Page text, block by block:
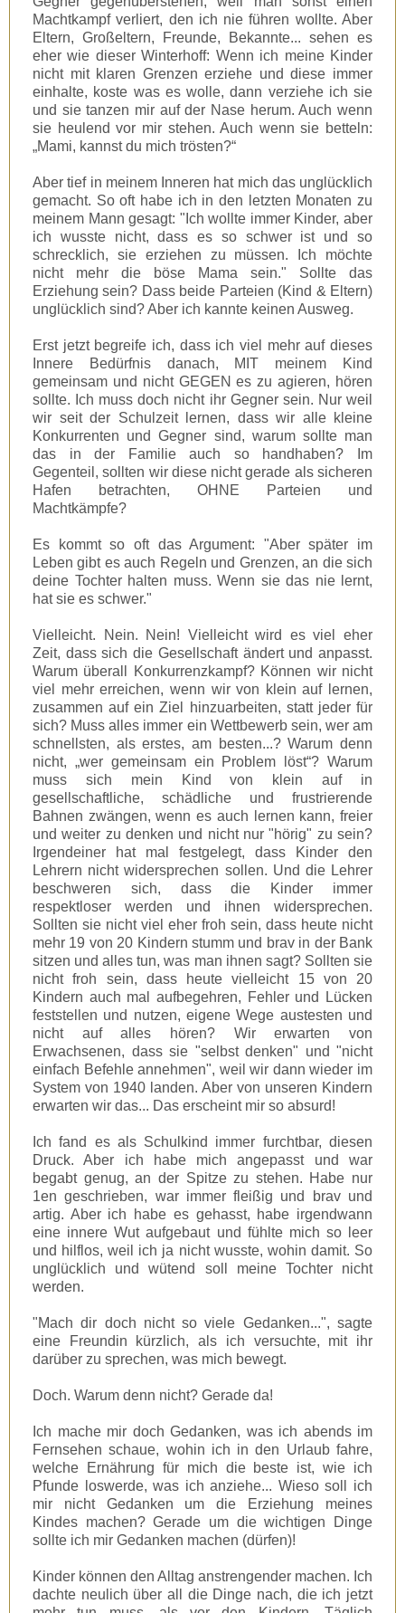
Machtkampf verliert, den ich nie führen wollte. Aber
Eltern, Großeltern, Freunde, Bekannte... sehen es
eher wie dieser Winterhoff: Wenn ich meine Kinder
nicht mit klaren Grenzen erziehe und diese immer
einhalte, koste was es wolle, dann verziehe ich sie
und sie tanzen mir auf der Nase herum. Auch wenn
sie heulend vor mir stehen. Auch wenn sie betteln:
„Mami, kannst du mich trösten?“
Aber tief in meinem Inneren hat mich das unglücklich
gemacht. So oft habe ich in den letzten Monaten zu
meinem Mann gesagt: "Ich wollte immer Kinder, aber
ich wusste nicht, dass es so schwer ist und so
schrecklich, sie erziehen zu müssen. Ich möchte
nicht mehr die böse Mama sein." Sollte das
Erziehung sein? Dass beide Parteien (Kind & Eltern)
unglücklich sind? Aber ich kannte keinen Ausweg.
Erst jetzt begreife ich, dass ich viel mehr auf dieses
Innere Bedürfnis danach, MIT meinem Kind
gemeinsam und nicht GEGEN es zu agieren, hören
sollte. Ich muss doch nicht ihr Gegner sein. Nur weil
wir seit der Schulzeit lernen, dass wir alle kleine
Konkurrenten und Gegner sind, warum sollte man
das in der Familie auch so handhaben? Im
Gegenteil, sollten wir diese nicht gerade als sicheren
Hafen betrachten, OHNE Parteien und
Machtkämpfe?
Es kommt so oft das Argument: "Aber später im
Leben gibt es auch Regeln und Grenzen, an die sich
deine Tochter halten muss. Wenn sie das nie lernt,
hat sie es schwer."
Vielleicht. Nein. Nein! Vielleicht wird es viel eher
Zeit, dass sich die Gesellschaft ändert und anpasst.
Warum überall Konkurrenzkampf? Können wir nicht
viel mehr erreichen, wenn wir von klein auf lernen,
zusammen auf ein Ziel hinzuarbeiten, statt jeder für
sich? Muss alles immer ein Wettbewerb sein, wer am
schnellsten, als erstes, am besten...? Warum denn
nicht, „wer gemeinsam ein Problem löst“? Warum
muss sich mein Kind von klein auf in
gesellschaftliche, schädliche und frustrierende
Bahnen zwängen, wenn es auch lernen kann, freier
und weiter zu denken und nicht nur "hörig" zu sein?
Irgendeiner hat mal festgelegt, dass Kinder den
Lehrern nicht widersprechen sollen. Und die Lehrer
beschweren sich, dass die Kinder immer
respektloser werden und ihnen widersprechen.
Sollten sie nicht viel eher froh sein, dass heute nicht
mehr 19 von 20 Kindern stumm und brav in der Bank
sitzen und alles tun, was man ihnen sagt? Sollten sie
nicht froh sein, dass heute vielleicht 15 von 20
Kindern auch mal aufbegehren, Fehler und Lücken
feststellen und nutzen, eigene Wege austesten und
nicht auf alles hören? Wir erwarten von
Erwachsenen, dass sie "selbst denken" und "nicht
einfach Befehle annehmen", weil wir dann wieder im
System von 1940 landen. Aber von unseren Kindern
erwarten wir das... Das erscheint mir so absurd!
Ich fand es als Schulkind immer furchtbar, diesen
Druck. Aber ich habe mich angepasst und war
begabt genug, an der Spitze zu stehen. Habe nur
1en geschrieben, war immer fleißig und brav und
artig. Aber ich habe es gehasst, habe irgendwann
eine innere Wut aufgebaut und fühlte mich so leer
und hilflos, weil ich ja nicht wusste, wohin damit. So
unglücklich und wütend soll meine Tochter nicht
werden.
"Mach dir doch nicht so viele Gedanken...", sagte
eine Freundin kürzlich, als ich versuchte, mit ihr
darüber zu sprechen, was mich bewegt.
Doch. Warum denn nicht? Gerade da!
Ich mache mir doch Gedanken, was ich abends im
Fernsehen schaue, wohin ich in den Urlaub fahre,
welche Ernährung für mich die beste ist, wie ich
Pfunde loswerde, was ich anziehe... Wieso soll ich
mir nicht Gedanken um die Erziehung meines
Kindes machen? Gerade um die wichtigen Dinge
sollte ich mir Gedanken machen (dürfen)!
Kinder können den Alltag anstrengender machen. Ich
dachte neulich über all die Dinge nach, die ich jetzt